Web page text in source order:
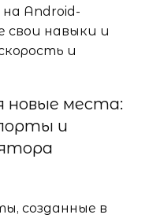
Android-
навыки и
и
новые места:
и
созданные в